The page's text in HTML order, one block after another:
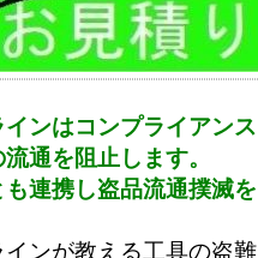
ンはコンプライアンス
通を阻止します。
連携し盗品流通撲滅を
ンが教える工具の盗難